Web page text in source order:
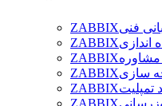
ZABBIXفنی
ZABBIX
ZABBIX
ZABBIXسازی
ZABBIXتمپلیت
ZABBIX